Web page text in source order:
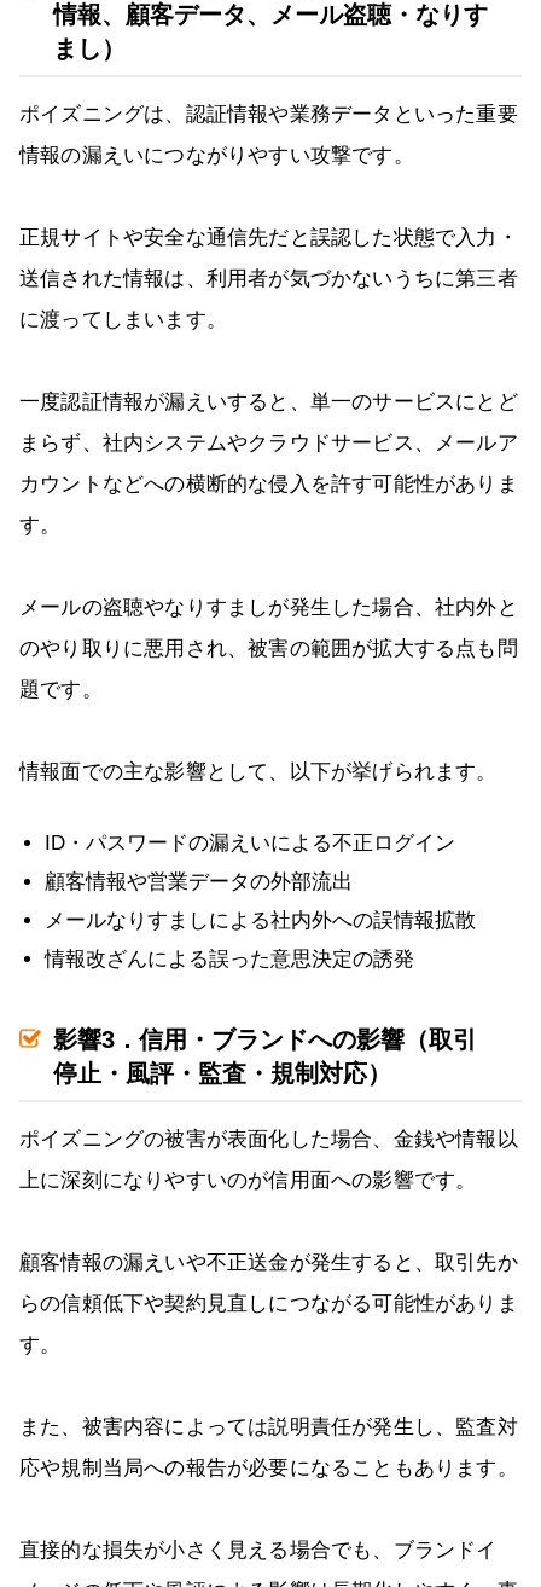
情報、顧客データ、メール盗聴・なりす
まし）
ポイズニングは、認証情報や業務データといった重要
情報の漏えいにつながりやすい攻撃です。
正規サイトや安全な通信先だと誤認した状態で入力・
送信された情報は、利用者が気づかないうちに第三者
に渡ってしまいます。
一度認証情報が漏えいすると、単一のサービスにとど
まらず、社内システムやクラウドサービス、メールア
カウントなどへの横断的な侵入を許す可能性がありま
す。
メールの盗聴やなりすましが発生した場合、社内外と
のやり取りに悪用され、被害の範囲が拡大する点も問
題です。
情報面での主な影響として、以下が挙げられます。
ID・パスワードの漏えいによる不正ログイン
顧客情報や営業データの外部流出
メールなりすましによる社内外への誤情報拡散
情報改ざんによる誤った意思決定の誘発
影響3．信用・ブランドへの影響（取引
停止・風評・監査・規制対応）
ポイズニングの被害が表面化した場合、金銭や情報以
上に深刻になりやすいのが信用面への影響です。
顧客情報の漏えいや不正送金が発生すると、取引先か
らの信頼低下や契約見直しにつながる可能性がありま
す。
また、被害内容によっては説明責任が発生し、監査対
応や規制当局への報告が必要になることもあります。
直接的な損失が小さく見える場合でも、ブランドイ